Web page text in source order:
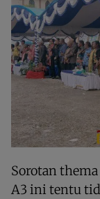
Sorotan
A3 ini tentu